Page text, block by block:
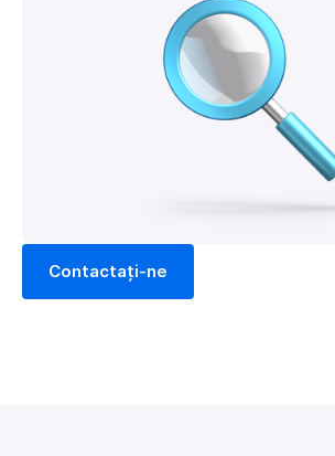
Contactați-ne